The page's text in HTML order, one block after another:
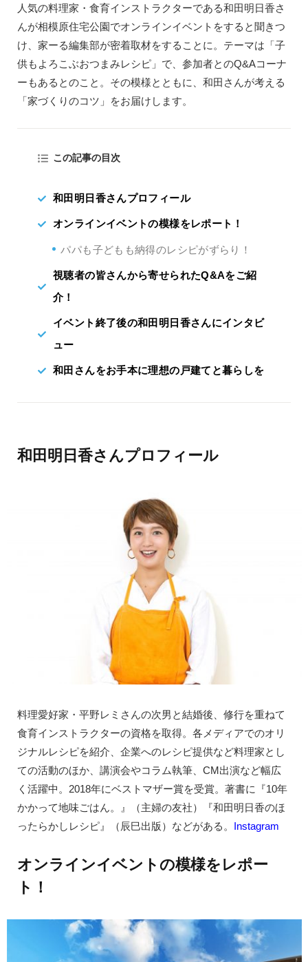
人気の料理家・食育インストラクターである和田明日香さ
んが相模原住宅公園でオンラインイベントをすると聞きつ
け、家ーる編集部が密着取材をすることに。テーマは「子
供もよろこぶおつまみレシピ」で、参加者とのQ&Aコーナ
ーもあるとのこと。その模様とともに、和田さんが考える
「家づくりのコツ」をお届けします。
この記事の目次
和田明日香さんプロフィール
オンラインイベントの模様をレポート！
パパも子どもも納得のレシピがずらり！
視聴者の皆さんから寄せられたQ&Aをご紹
介！
イベント終了後の和田明日香さんにインタビ
ュー
和田さんをお手本に理想の戸建てと暮らしを
和田明日香さんプロフィール
料理愛好家・平野レミさんの次男と結婚後、修行を重ねて
食育インストラクターの資格を取得。各メディアでのオリ
ジナルレシピを紹介、企業へのレシピ提供など料理家とし
ての活動のほか、講演会やコラム執筆、CM出演など幅広
く活躍中。2018年にベストマザー賞を受賞。著書に『10年
かかって地味ごはん。』（主婦の友社）『和田明日香のほ
ったらかしレシピ』（辰巳出版）などがある。 Instagram
オンラインイベントの模様をレポー
ト！